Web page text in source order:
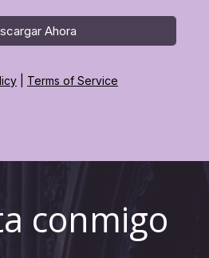
Ahora
Terms of Service
conmigo